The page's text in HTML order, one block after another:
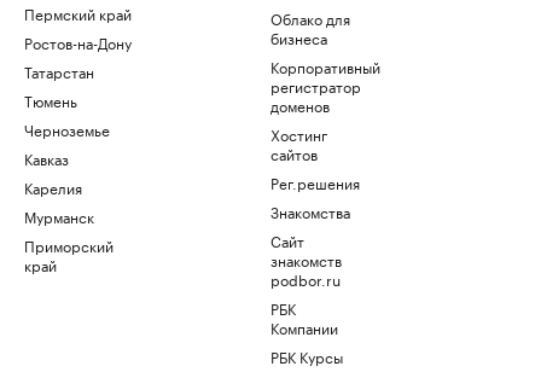
Пермский край
Ростов-на-Дону
Татарстан
Тюмень
Черноземье
Кавказ
Карелия
Мурманск
Приморский
край
Облако для
бизнеса
Корпоративный
регистратор
доменов
Хостинг
сайтов
Рег.решения
Знакомства
Сайт
знакомств
podbor.ru
РБК
Компании
РБК Курсы